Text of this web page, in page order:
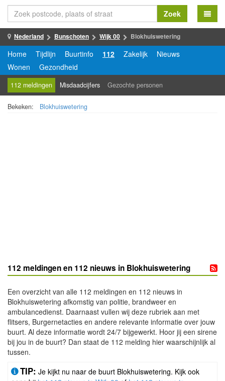
Zoek
Nederland Bunschoten Wijk 00 Blokhuiswetering
Home Tijdlijn Buurtinfo 112 Zakelijk
Nieuws
Wonen
Gezondheid
112 meldingen Misdaadcijfers Gezochte personen
Bekeken: Blokhuiswetering
112 meldingen en 112 nieuws in Blokhuiswetering
Een overzicht van alle 112 meldingen en 112 nieuws in
Blokhuiswetering afkomstig van politie, brandweer en
ambulancedienst. Daarnaast vullen wij deze rubriek aan met
flitsers, Burgernetacties en andere relevante informatie over jouw
buurt. Al deze informatie wordt 24/7 bijgewerkt. Hoor jij een sirene
bij jou in de buurt? Dan staat de 112 melding hier waarschijnlijk al
tussen.
TIP: Je kijkt nu naar de buurt Blokhuiswetering. Kijk ook